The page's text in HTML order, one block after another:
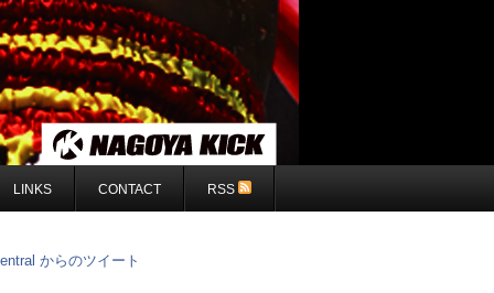
LINKS CONTACT RSS
からのツイート